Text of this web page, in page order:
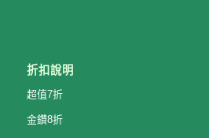
折扣說明
超值7折
金鑽8折